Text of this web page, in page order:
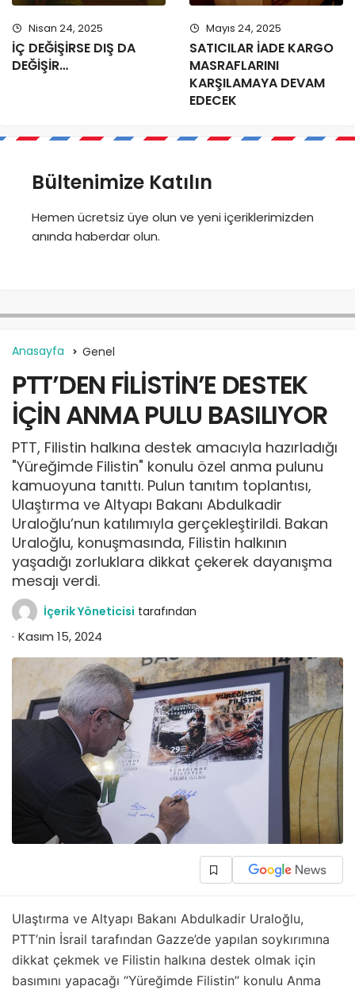
Nisan 24, 2025
İÇ DEĞİŞİRSE DIŞ DA
DEĞİŞİR…
Mayıs 24, 2025
SATICILAR İADE KARGO
MASRAFLARINI
KARŞILAMAYA DEVAM
EDECEK
Bültenimize Katılın
Hemen ücretsiz üye olun ve yeni içeriklerimizden
anında haberdar olun.
Anasayfa Genel
PTT’DEN FİLİSTİN’E DESTEK
İÇİN ANMA PULU BASILIYOR
PTT, Filistin halkına destek amacıyla hazırladığı
"Yüreğimde Filistin" konulu özel anma pulunu
kamuoyuna tanıttı. Pulun tanıtım toplantısı,
Ulaştırma ve Altyapı Bakanı Abdulkadir
Uraloğlu’nun katılımıyla gerçekleştirildi. Bakan
Uraloğlu, konuşmasında, Filistin halkının
yaşadığı zorluklara dikkat çekerek dayanışma
mesajı verdi.
İçerik Yöneticisi tarafından
Kasım 15, 2024
Ulaştırma ve Altyapı Bakanı Abdulkadir Uraloğlu,
PTT’nin İsrail tarafından Gazze’de yapılan soykırımına
dikkat çekmek ve Filistin halkına destek olmak için
basımını yapacağı “Yüreğimde Filistin” konulu Anma